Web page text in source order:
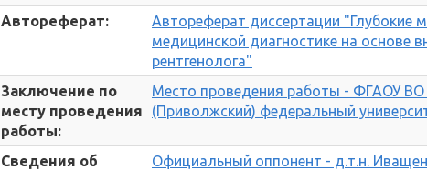
Автореферат:
Автореферат диссертации "Глубокие
медицинской диагностике на основе
рентгенолога"
Заключение по
месту проведения
работы:
Место проведения работы - ФГАОУ ВО
(Приволжский) федеральный
Сведения об
Официальный оппонент - д.т.н.